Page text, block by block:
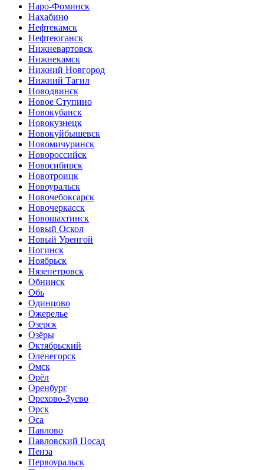
Наро-Фоминск
Нахабино
Нефтекамск
Нефтеюганск
Нижневартовск
Нижнекамск
Нижний Новгород
Нижний Тагил
Новодвинск
Новое Ступино
Новокубанск
Новокузнецк
Новокуйбышевск
Новомичуринск
Новороссийск
Новосибирск
Новотроицк
Новоуральск
Новочебоксарск
Новочеркасск
Новошахтинск
Новый Оскол
Новый Уренгой
Ногинск
Ноябрьск
Нязепетровск
Обнинск
Обь
Одинцово
Ожерелье
Озерск
Озёры
Октябрьский
Оленегорск
Омск
Орёл
Оренбург
Орехово-Зуево
Орск
Оса
Павлово
Павловский Посад
Пенза
Первоуральск